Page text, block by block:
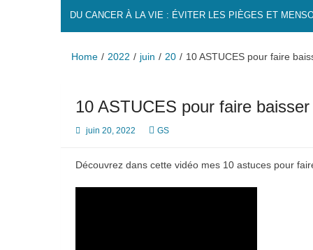
DU CANCER À LA VIE : ÉVITER LES PIÈGES ET
Home 2022 juin 20 10 ASTUCES pour faire
10 ASTUCES pour faire
juin 20, 2022 GS
Découvrez dans cette vidéo mes 10 astuces pour